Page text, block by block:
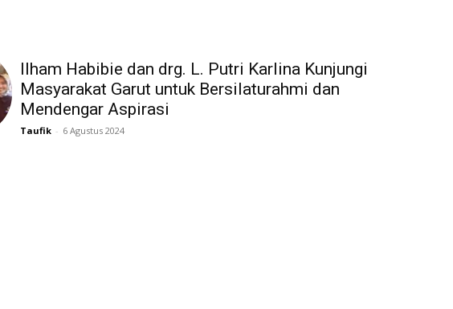
Ilham Habibie dan drg. L. Putri Karlina Kunjungi
Masyarakat Garut untuk Bersilaturahmi dan
Mendengar Aspirasi
Taufik - 6 Agustus 2024